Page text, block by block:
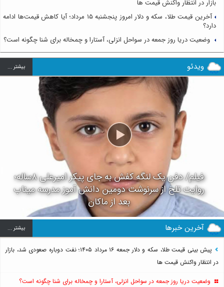
بازار در انتظار واکنش قیمت ها
آخرین قیمت طلا، سکه و دلار امروز پنجشنبه ۱۵ مرداد؛ آیا کاهش قیمت‌ها ادامه
دارد؟
وضعیت دریا روز جمعه در سواحل انزلی، آستارا و چمخاله برای شنا چگونه است؟
ویدئو بيشتر ...
فیلم/ دفن یک لنگه کفش به جای پیکر امیرعلی ۸ساله؛
روایت تلخ از سرنوشت دومین دانش آموز مدرسه میناب
بعد از ماکان
آخرین خبرها بيشتر ...
پیش بینی قیمت طلا، سکه و دلار جمعه ۱۶ مرداد ۱۴۰۵؛ نفت دوباره صعودی شد، بازار
در انتظار واکنش قیمت ها
وضعیت دریا روز جمعه در سواحل انزلی، آستارا و چمخاله برای شنا چگونه است؟